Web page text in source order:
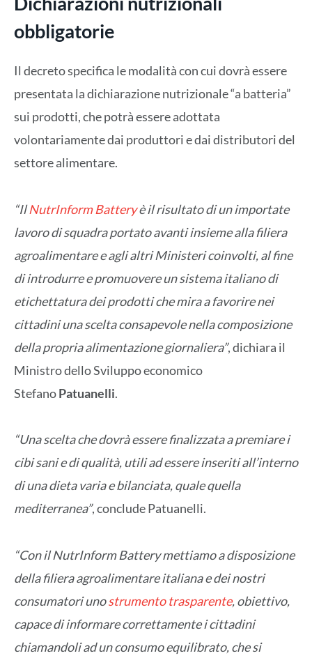
obbligatorie
Il decreto specifica le modalità con cui dovrà essere
presentata la dichiarazione nutrizionale “a batteria”
sui prodotti, che potrà essere adottata
volontariamente dai produttori e dai distributori del
settore alimentare.
“IlNutrInform Batteryè il risultato di un importate
lavoro di squadra portato avanti insieme alla filiera
agroalimentare e agli altri Ministeri coinvolti, al fine
di introdurre e promuovere un sistema italiano di
etichettatura dei prodotti che mira a favorire nei
cittadini una scelta consapevole nella composizione
della propria alimentazione giornaliera”, dichiara il
Ministro dello Sviluppo economico
StefanoPatuanelli.
“Una scelta che dovrà essere finalizzata a premiare i
cibi sani e di qualità, utili ad essere inseriti all’interno
di una dieta varia e bilanciata, quale quella
mediterranea”, conclude Patuanelli.
“Con il NutrInform Battery mettiamo a disposizione
della filiera agroalimentare italiana e dei nostri
consumatori unostrumento trasparente, obiettivo,
capace di informare correttamente i cittadini
chiamandoli ad un consumo equilibrato, che si